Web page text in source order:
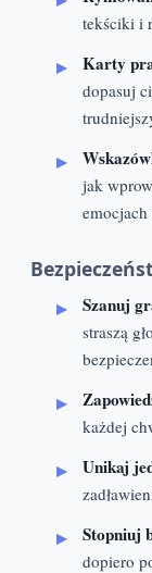
tekściki i
Karty
dopasuj
jak
Szanuj
straszą
każdej
Unikaj
Stopniuj
dopiero